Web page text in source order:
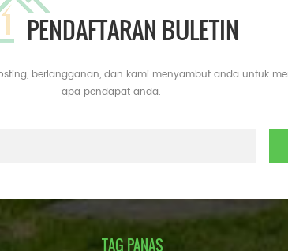
PENDAFTARAN BULETIN
berlangganan, dan kami menyambut anda untuk
apa pendapat anda.
TAG PANAS